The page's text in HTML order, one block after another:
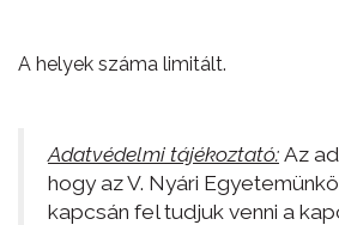
A helyek száma limitált.
Adatvédelmi tájékoztató: Az
hogy az V. Nyári
kapcsán fel tudjuk venni a